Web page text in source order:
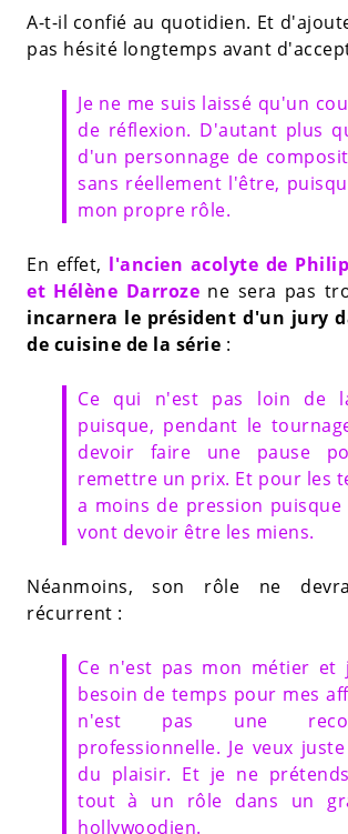
A-t-il confié au quotidien. Et
pas hésité longtemps avant
Je ne me suis laissé qu'un
de réflexion. D'autant plus
d'un personnage de
sans réellement l'être,
mon propre rôle.
En effet, l'ancien acolyte de
et Hélène Darroze ne sera pas
incarnera le président d'un jury
de cuisine de la série :
Ce qui n'est pas loin de
puisque, pendant le
devoir faire une pause
remettre un prix. Et pour les
a moins de pression puisque
vont devoir être les miens.
Néanmoins, son rôle ne
récurrent :
Ce n'est pas mon métier et
besoin de temps pour mes
n'est pas une
professionnelle. Je veux
du plaisir. Et je ne
tout à un rôle dans un
hollywoodien.